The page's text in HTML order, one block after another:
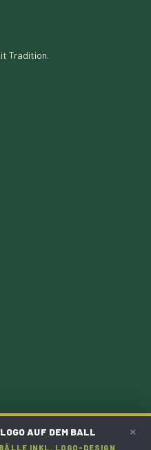
Tradition.
×
AUF DEM BALL
INKL. LOGO-DESIGN